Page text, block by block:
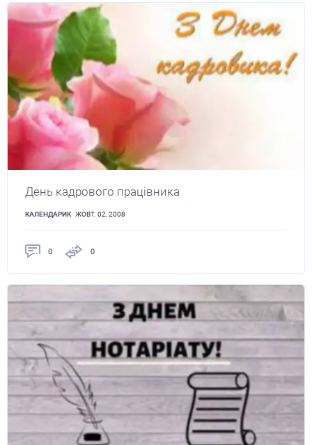
День кадрового працівника
КАЛЕНДАРИК ЖОВТ. 02, 2008
0 0